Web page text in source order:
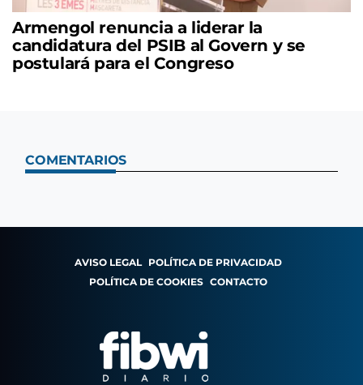
Armengol renuncia a liderar la
candidatura del PSIB al Govern y se
postulará para el Congreso
COMENTARIOS
AVISO LEGAL POLÍTICA DE PRIVACIDAD
POLÍTICA DE COOKIES CONTACTO